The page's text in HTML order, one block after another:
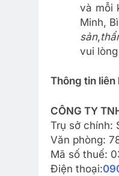
và mỗi
Minh,
sản,
vui
Thông tin liên
CÔNG TY
Trụ sở chính:
Văn phòng:
Mã số thuế:
Điện thoại: